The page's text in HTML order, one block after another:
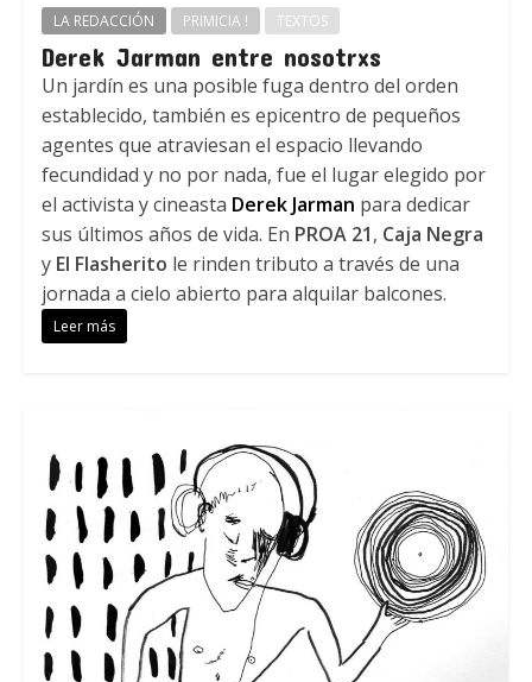
LA REDACCIÓN PRIMICIA ! TEXTOS
Derek Jarman entre nosotrxs
Un jardín es una posible fuga dentro del orden
establecido, también es epicentro de pequeños
agentes que atraviesan el espacio llevando
fecundidad y no por nada, fue el lugar elegido por
el activista y cineasta Derek Jarman para dedicar
sus últimos años de vida. En PROA 21, Caja Negra
y El Flasherito le rinden tributo a través de una
jornada a cielo abierto para alquilar balcones.
Leer más